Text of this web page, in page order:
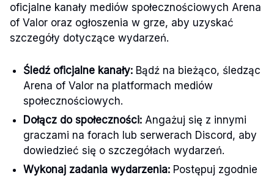
oficjalne kanały mediów społecznościowych Arena
of Valor oraz ogłoszenia w grze, aby uzyskać
szczegóły dotyczące wydarzeń.
Śledź oficjalne kanały: Bądź na bieżąco, śledząc
Arena of Valor na platformach mediów
społecznościowych.
Dołącz do społeczności: Angażuj się z innymi
graczami na forach lub serwerach Discord, aby
dowiedzieć się o szczegółach wydarzeń.
Wykonaj zadania wydarzenia: Postępuj zgodnie